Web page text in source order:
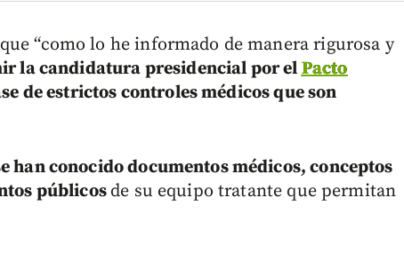
“como lo he informado de manera rigurosa y
la candidatura presidencial por elPacto
de estrictos controles médicos que son
han conocido documentos médicos, conceptos
públicos de su equipo tratante que permitan